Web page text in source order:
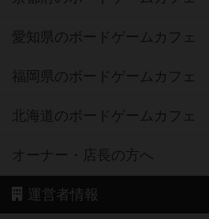
愛知県のボードゲームカフェ
福岡県のボードゲームカフェ
北海道のボードゲームカフェ
オーナー・店長の方へ
運営者情報